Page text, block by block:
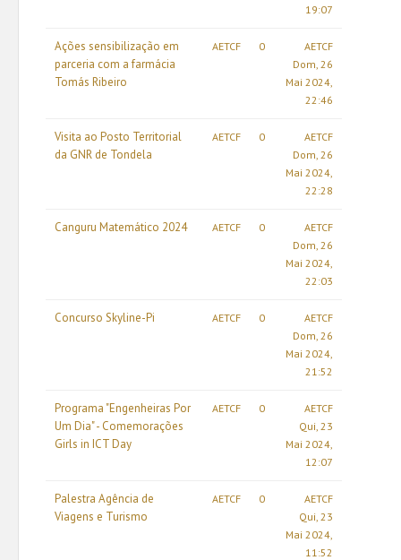
19:07
Ações sensibilização em
parceria com a farmácia
Tomás Ribeiro
AETCF 0
AETCF
Dom, 26
Mai 2024,
22:46
Visita ao Posto Territorial
da GNR de Tondela
AETCF 0
AETCF
Dom, 26
Mai 2024,
22:28
Canguru Matemático 2024 AETCF 0
AETCF
Dom, 26
Mai 2024,
22:03
Concurso Skyline-Pi AETCF 0
AETCF
Dom, 26
Mai 2024,
21:52
Programa "Engenheiras Por
Um Dia" - Comemorações
Girls in ICT Day
AETCF 0
AETCF
Qui, 23
Mai 2024,
12:07
Palestra Agência de
Viagens e Turismo
AETCF 0
AETCF
Qui, 23
Mai 2024,
11:52